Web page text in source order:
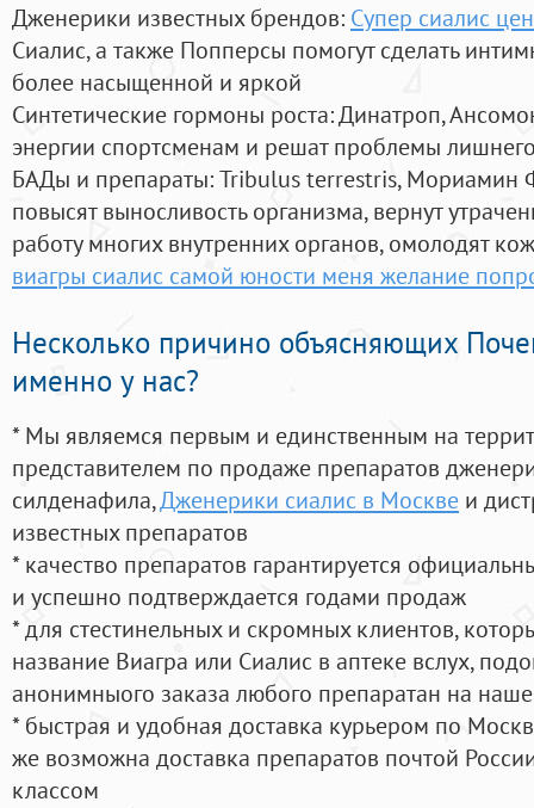
Дженерики известных брендов: Супер сиалис
Сиалис, а также Попперсы помогут сделать
более насыщенной и яркой
Синтетические гормоны роста: Динатроп,
энергии спортсменам и решат проблемы
БАДы и препараты:Tribulus terrestris, Мориамин
повысят выносливость организма, вернут
работу многих внутренних органов, омолодят
виагры сиалис самой юности меня желание
Несколько причино объясняющих
именно у нас?
* Мы являемся первым и единственным на
представителем по продаже препаратов
силденафила,Дженерики сиалис в Москве и
известных препаратов
* качество препаратов гарантируется
и успешно подтверждается годами продаж
* для стестинельных и скромных клиентов,
название Виагра или Сиалис в аптеке вслух,
анонимныого заказа любого препаратан на
* быстрая и удобная доставка курьером по
же возможна доставка препаратов почтой
классом